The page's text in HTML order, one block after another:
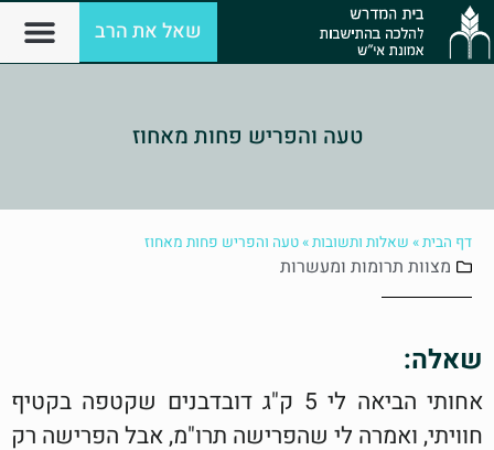
שאל את הרב
טעה והפריש פחות מאחוז
דף הבית» שאלות ותשובות»טעה והפריש פחות מאחוז
מצוות תרומות ומעשרות
שאלה:
אחותי הביאה לי 5 ק"ג דובדבנים שקטפה בקטיף
חוויתי, ואמרה לי שהפרישה תרו"מ, אבל הפרישה רק